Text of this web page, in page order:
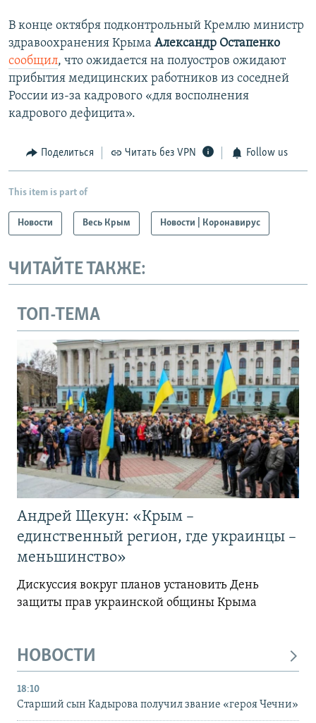
В конце октября подконтрольный Кремлю министр
здравоохранения Крыма Александр Остапенко
сообщил, что ожидается на полуостров ожидают
прибытия медицинских работников из соседней
России из-за кадрового «для восполнения
кадрового дефицита».
Поделиться Читать без VPN Follow us
This item is part of
Новости Весь Крым Новости | Коронавирус
ЧИТАЙТЕ ТАКЖЕ:
ТОП-ТЕМА
Андрей Щекун: «Крым –
единственный регион, где украинцы –
меньшинство»
Дискуссия вокруг планов установить День
защиты прав украинской общины Крыма
НОВОСТИ
18:10
Старший сын Кадырова получил звание «героя Чечни»